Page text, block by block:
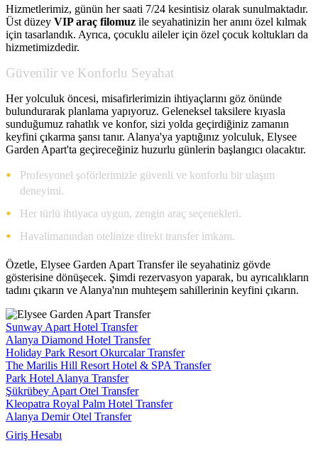
Hizmetlerimiz, günün her saati 7/24 kesintisiz olarak sunulmaktadır.
Üst düzey VIP araç filomuz ile seyahatinizin her anını özel kılmak
için tasarlandık. Ayrıca, çocuklu aileler için özel çocuk koltukları da
hizmetimizdedir.
Güvenilir ve Konforlu Seyahat
Her yolculuk öncesi, misafirlerimizin ihtiyaçlarını göz önünde
bulundurarak planlama yapıyoruz. Geleneksel taksilere kıyasla
sunduğumuz rahatlık ve konfor, sizi yolda geçirdiğiniz zamanın
keyfini çıkarma şansı tanır. Alanya'ya yaptığınız yolculuk, Elysee
Garden Apart'ta geçireceğiniz huzurlu günlerin başlangıcı olacaktır.
Profesyonel şoförlerimizle güvenli ve konforlu bir ulaşım
deneyimi.
Her türlü ihtiyaca uygun, zengin araç seçenekleri.
Havalimanından otelinize direkt transfer imkanı.
Özetle, Elysee Garden Apart Transfer ile seyahatiniz gövde
gösterisine dönüşecek. Şimdi rezervasyon yaparak, bu ayrıcalıkların
tadını çıkarın ve Alanya'nın muhteşem sahillerinin keyfini çıkarın.
Sunway Apart Hotel Transfer
Alanya Diamond Hotel Transfer
Holiday Park Resort Okurcalar Transfer
The Marilis Hill Resort Hotel & SPA Transfer
Park Hotel Alanya Transfer
Şükrübey Apart Otel Transfer
Kleopatra Royal Palm Hotel Transfer
Alanya Demir Otel Transfer
Giriş Hesabı